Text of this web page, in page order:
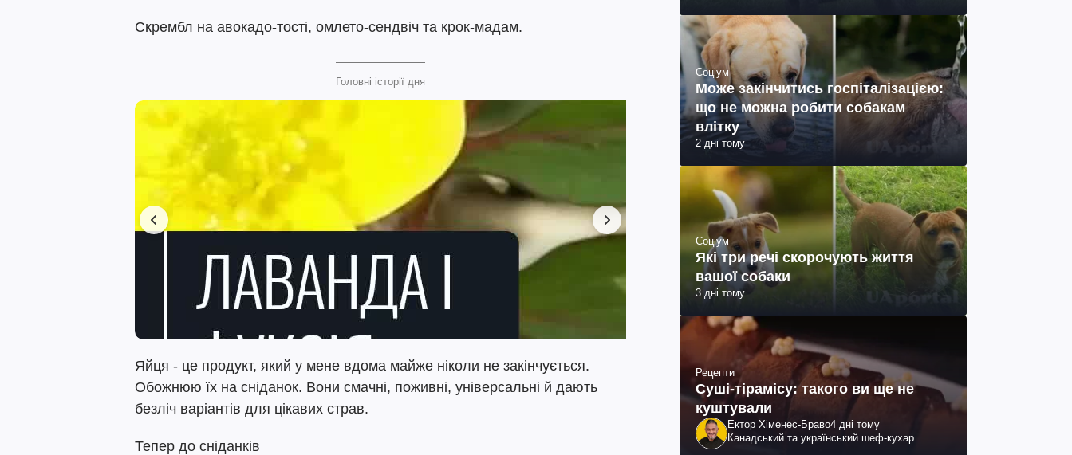
Скрембл на авокадо-тості, омлето-сендвіч та крок-мадам.
Головні історії дня
Яйця - це продукт, який у мене вдома майже ніколи не закінчується.
Обожнюю їх на сніданок. Вони смачні, поживні, універсальні й дають
безліч варіантів для цікавих страв.
Тепер до сніданків
Соціум
Може закінчитись госпіталізацією:
що не можна робити собакам
влітку
2 дні тому
Соціум
Які три речі скорочують життя
вашої собаки
3 дні тому
Рецепти
Суші-тірамісу: такого ви ще не
куштували
Ектор Хіменес-Браво4 дні тому
Канадський та український шеф-кухар